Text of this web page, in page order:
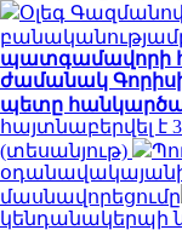
Օլեգ
պատգամավորի
ժամանակ
պետը
հայտնաբերվել
(տեսանյութ)
մասնավորեցումը
կենդանակերպի